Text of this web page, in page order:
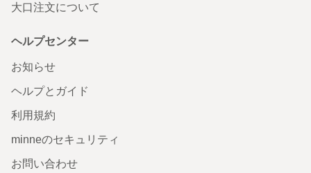
大口注文について
ヘルプセンター
お知らせ
ヘルプとガイド
利用規約
minneのセキュリティ
お問い合わせ